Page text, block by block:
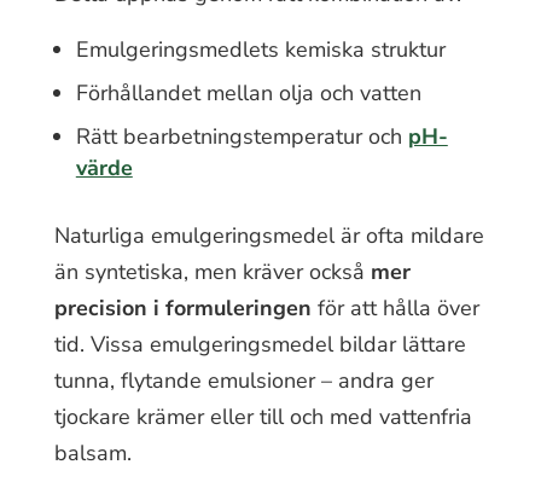
Emulgeringsmedlets kemiska struktur
Förhållandet mellan olja och vatten
Rätt bearbetningstemperatur och pH-
värde
Naturliga emulgeringsmedel är ofta mildare
än syntetiska, men kräver också mer
precision i formuleringen för att hålla över
tid. Vissa emulgeringsmedel bildar lättare
tunna, flytande emulsioner – andra ger
tjockare krämer eller till och med vattenfria
balsam.